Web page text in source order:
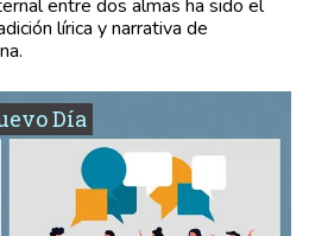
entre dos almas ha sido el
lírica y narrativa de
Día